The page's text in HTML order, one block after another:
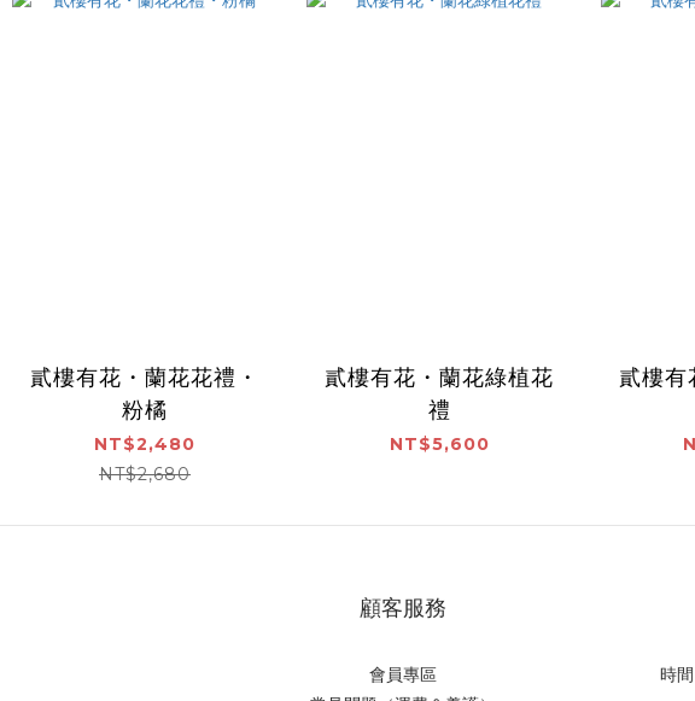
貳樓有花・蘭花花禮・
粉橘
NT$2,480
NT$2,680
貳樓有花・蘭花綠植花
禮
NT$5,600
貳樓有
顧客服務
會員專區
時